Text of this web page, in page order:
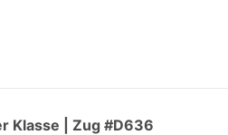
Klasse | Zug #D636